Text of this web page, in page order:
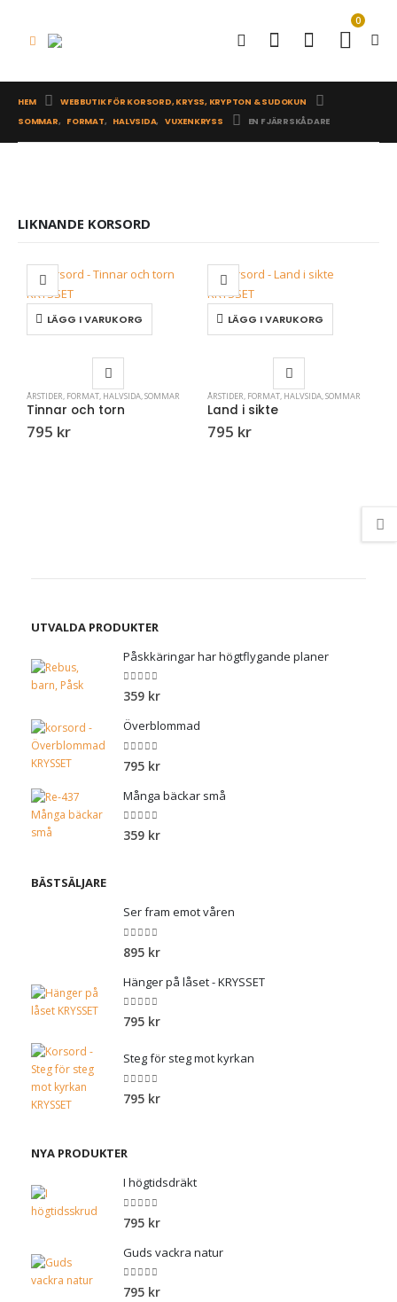
0
HEM
WEBBUTIK FÖR KORSORD, KRYSS, KRYPTON & SUDOKUN
SOMMAR, FORMAT, HALVSIDA, VUXENKRYSS EN FJÄRRSKÅDARE
LIKNANDE KORSORD
LÄGG I VARUKORG
ÅRSTIDER, FORMAT, HALVSIDA,SOMMAR
Tinnar och torn
795 kr
LÄGG I VARUKORG
ÅRSTIDER, FORMAT, HALVSIDA,SOMMAR
Land i sikte
795 kr
UTVALDA PRODUKTER
Påskkäringar har högtflygande planer
0out of 5
359 kr
Överblommad
0out of 5
795 kr
Många bäckar små
0out of 5
359 kr
BÄSTSÄLJARE
Ser fram emot våren
0 out of 5
895 kr
Hänger på låset - KRYSSET
0out of 5
795 kr
Steg för steg mot kyrkan
0out of 5
795 kr
NYA PRODUKTER
I högtidsdräkt
0out of 5
795 kr
Guds vackra natur
0out of 5
795 kr